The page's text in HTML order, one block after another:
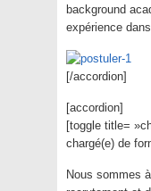
background
expérience
[/accordion]
[accordion]
[toggle title=
chargé(e) de
Nous sommes